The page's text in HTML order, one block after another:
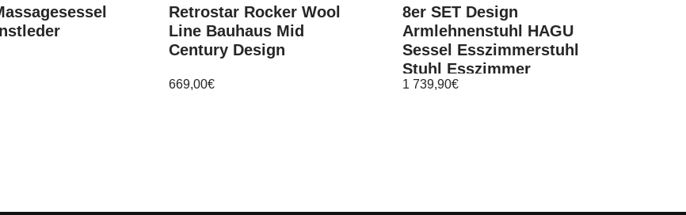
Retrostar Rocker Wool
Line Bauhaus Mid
Century Design
669,00€
8er SET Design
Armlehnenstuhl HAGU
Sessel Esszimmerstuhl
Stuhl Esszimmer
Wohnzimmer
1 739,90€